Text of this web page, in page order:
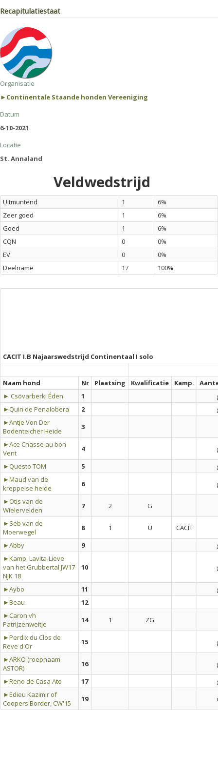
Recapitulatiestaat
Organisatie
►Continentale Staande honden Vereeniging
Datum
6-10-2021
Locatie
St. Annaland
Veldwedstrijd
Uitmuntend 1
6%
Zeer goed
1
6%
Goed
1
6%
CQN
0
0%
EV
0
0%
Deelname
17 100%
CACIT I.B Najaarswedstrijd Continentaal I solo
Naam hond Nr Plaatsing Kwalificatie Kamp.
► Csövarberki Éden
1
►Quin de Penalobera
2
►Antje Von Der
Bodenteicher Heide
3
►Ace Chasse au bon
Vent
4
►Questo TOM
5
►Maud van de
kreppelse heide
6
►Otis van de
Wielervelden
7 2
G
►Seb van de
Moerwegel
8 1 U
CACIT
►Abby
9
►Kamp. Lavita-Lieve
van het Grubbertal JW17
NJK 18
10
►Aybo 11
►Beau
12
►Caron vh
Patrijzenweitje
14 1
ZG
►Perdix du Clos de
Reve d'Or
15
►ARKO (roepnaam
ASTOR)
16
►Reno de Casa Ato
17
►Edieu Kazimir of
Coopers Border, CW'15
19